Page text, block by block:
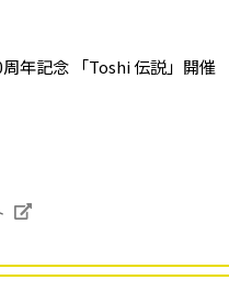
年記念 「Toshi 伝説」開催